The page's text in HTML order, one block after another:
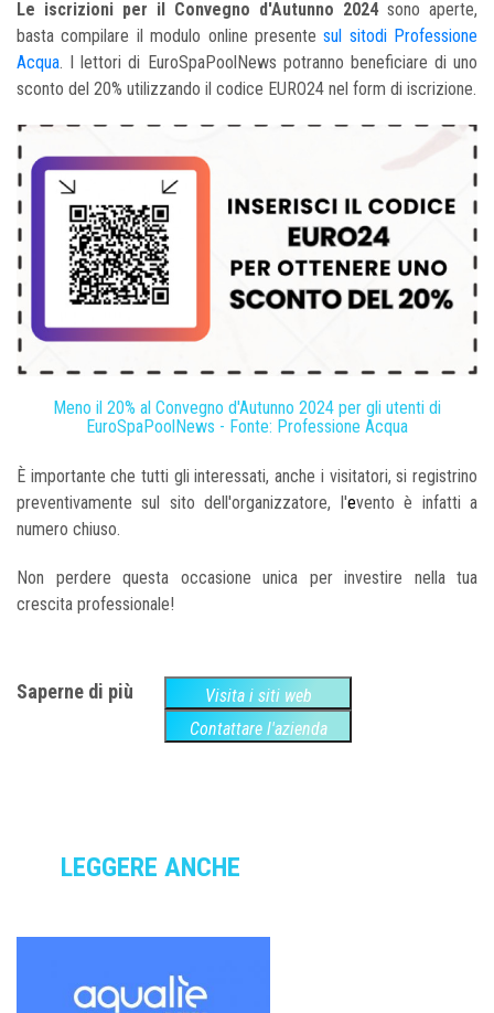
Le iscrizioni per il Convegno d'Autunno 2024sono aperte,
basta compilare il modulo online presentesul sitodi Professione
Acqua. I lettori di EuroSpaPoolNews potranno beneficiare di uno
sconto del 20% utilizzando il codice EURO24 nel form di iscrizione.
Meno il 20% al Convegno d'Autunno 2024 per gli utenti di
EuroSpaPoolNews - Fonte: Professione Acqua
È importante che tutti gli interessati, anche i visitatori, si registrino
preventivamente sul sito dell'organizzatore, l'evento è infatti a
numero chiuso.
Non perdere questa occasione unica per investire nella tua
crescita professionale!
Saperne di più
Visita i siti web
Contattare l'azienda
LEGGERE ANCHE